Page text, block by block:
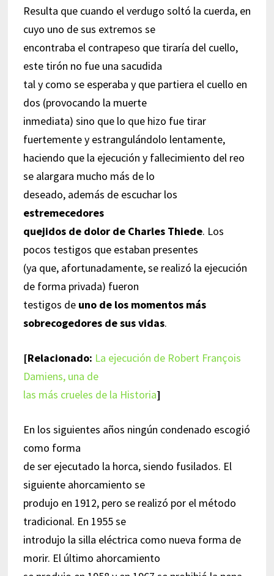
Resulta que cuando el verdugo soltó la cuerda, en
cuyo uno de sus extremos se
encontraba el contrapeso que tiraría del cuello,
este tirón no fue una sacudida
tal y como se esperaba y que partiera el cuello en
dos (provocando la muerte
inmediata) sino que lo que hizo fue tirar
fuertemente y estrangulándolo lentamente,
haciendo que la ejecución y fallecimiento del reo
se alargara mucho más de lo
deseado, además de escuchar los
estremecedores
quejidos de dolor de Charles Thiede. Los
pocos testigos que estaban presentes
(ya que, afortunadamente, se realizó la ejecución
de forma privada) fueron
testigos de uno de los momentos más
sobrecogedores de sus vidas.
[Relacionado: La ejecución de Robert François
Damiens, una de
las más crueles de la Historia]
En los siguientes años ningún condenado escogió
como forma
de ser ejecutado la horca, siendo fusilados. El
siguiente ahorcamiento se
produjo en 1912, pero se realizó por el método
tradicional. En 1955 se
introdujo la silla eléctrica como nueva forma de
morir. El último ahorcamiento